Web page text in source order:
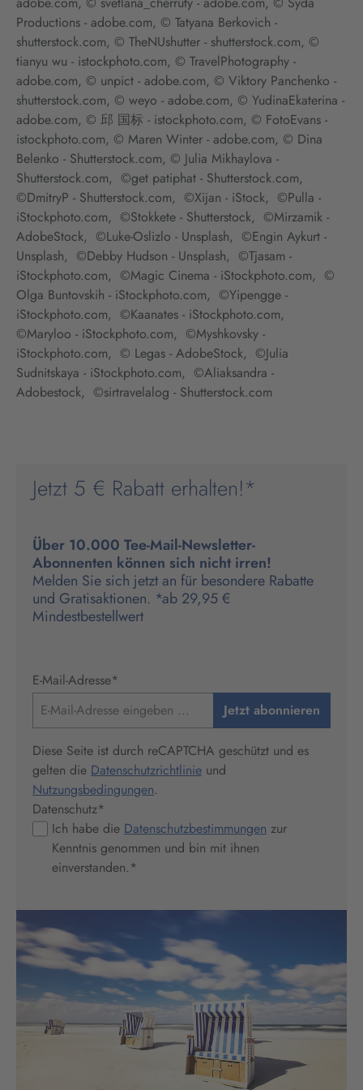
Productions - adobe.com, © Tatyana Berkovich -
shutterstock.com, © TheNUshutter - shutterstock.com, ©
tianyu wu - istockphoto.com, © TravelPhotography -
adobe.com, © unpict - adobe.com, © Viktory Panchenko -
shutterstock.com, © weyo - adobe.com, © YudinaEkaterina -
adobe.com, © 邱 国标 - istockphoto.com, © FotoEvans -
istockphoto.com, © Maren Winter - adobe.com, © Dina
Belenko - Shutterstock.com, © Julia Mikhaylova -
Shutterstock.com, ©get patiphat - Shutterstock.com,
©DmitryP - Shutterstock.com, ©Xijan - iStock, ©Pulla -
iStockphoto.com, ©Stokkete - Shutterstock, ©Mirzamik -
AdobeStock, ©Luke-Oslizlo - Unsplash, ©Engin Aykurt -
Unsplash, ©Debby Hudson - Unsplash, ©Tjasam -
iStockphoto.com, ©Magic Cinema - iStockphoto.com, ©
Olga Buntovskih - iStockphoto.com, ©Yipengge -
iStockphoto.com, ©Kaanates - iStockphoto.com,
©Maryloo - iStockphoto.com, ©Myshkovsky -
iStockphoto.com, © Legas - AdobeStock, ©Julia
Sudnitskaya - iStockphoto.com, ©Aliaksandra -
Adobestock, ©sirtravelalog - Shutterstock.com
Jetzt 5 € Rabatt erhalten!*
Über 10.000 Tee-Mail-Newsletter-
Abonnenten können sich nicht irren!
Melden Sie sich jetzt an für besondere Rabatte
und Gratisaktionen. *ab 29,95 €
Mindestbestellwert
E-Mail-Adresse*
Jetzt abonnieren
Diese Seite ist durch reCAPTCHA geschützt und es
gelten die Datenschutzrichtlinie und
Nutzungsbedingungen.
Datenschutz*
Ich habe die Datenschutzbestimmungen zur
Kenntnis genommen und bin mit ihnen
einverstanden.*